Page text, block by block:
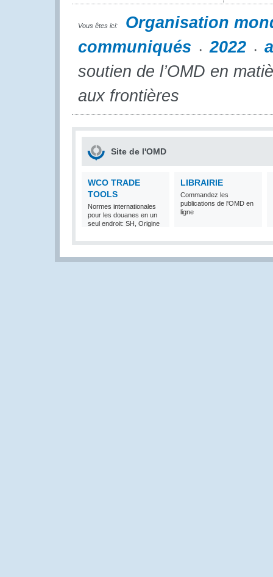
Vous êtes ici:
Organisation
communiqués
2022
soutien de l’OMD en
aux frontières
Site de l'OMD
WCO TRADE
TOOLS
Normes internationales
pour les douanes en un
seul endroit: SH, Origine
LIBRAIRIE
Commandez les
publications de l'OMD en
ligne